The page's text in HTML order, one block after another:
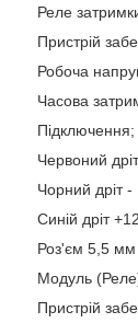
Реле
Пристрій
Робоча
Часова
Підключення;
Червоний
Чорний дріт
Синій дріт
Роз'єм 5,5 мм
Модуль
Пристрій